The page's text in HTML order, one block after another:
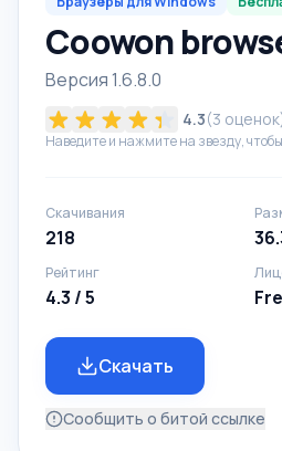
Coowon
Версия 1.6.8.0
4.3(3
Наведите и нажмите на звезду,
Скачивания
218
Рейтинг
4.3 / 5
Скачать
Сообщить о битой ссылке